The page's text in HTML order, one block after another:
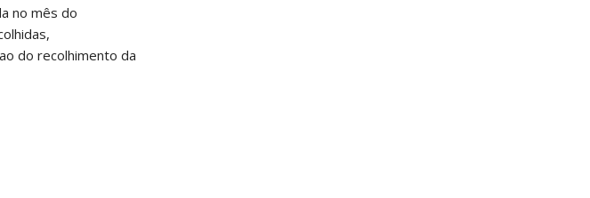
no mês do
do recolhimento da